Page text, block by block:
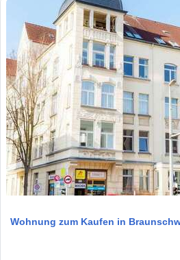
Wohnung zum Kaufen in